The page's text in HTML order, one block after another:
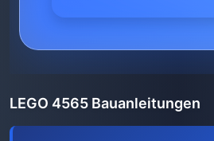
LEGO 4565 Bauanleitungen